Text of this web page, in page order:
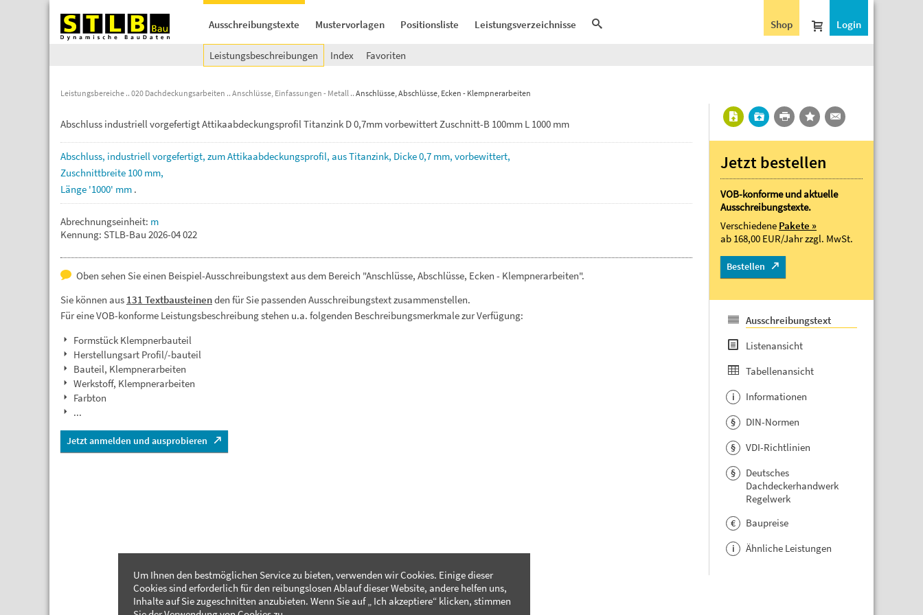
Ausschreibungstexte Mustervorlagen Positionsliste Leistungsverzeichnisse Login
Shop
Leistungsbeschreibungen Index Favoriten
Leistungsbereiche 020 Dachdeckungsarbeiten Anschlüsse, Einfassungen - Metall Anschlüsse, Abschlüsse, Ecken - Klempnerarbeiten
Abschluss industriell vorgefertigt Attikaabdeckungsprofil Titanzink D 0,7mm vorbewittert Zuschnitt-B 100mm L 1000 mm
Abschluss, industriellvorgefertigt, zumAttikaabdeckungsprofil, ausTitanzink, Dicke0,7 mm, vorbewittert,
Zuschnittbreite 100 mm,
Länge '1000' mm .
Abrechnungseinheit: m
Kennung: STLB-Bau 2026-04 022
Oben sehen Sie einen Beispiel-Ausschreibungstext aus dem Bereich "Anschlüsse, Abschlüsse, Ecken - Klempnerarbeiten".
Sie können aus 131 Textbausteinenden für Sie passenden Ausschreibungstext zusammenstellen.
Für eine VOB-konforme Leistungsbeschreibung stehen u.a. folgenden Beschreibungsmerkmale zur Verfügung:
Formstück Klempnerbauteil
Herstellungsart Profil/-bauteil
Bauteil, Klempnerarbeiten
Werkstoff, Klempnerarbeiten
Farbton
...
Jetzt anmelden und ausprobieren
Jetzt bestellen
VOB-konforme und aktuelle
Ausschreibungstexte.
Verschiedene Pakete »
ab 168,00 EUR/Jahrzzgl. MwSt.
Bestellen
Ausschreibungstext
Listenansicht
Tabellenansicht
i Informationen
§ DIN-Normen
§ VDI-Richtlinien
§
Deutsches
Dachdeckerhandwerk
Regelwerk
€ Baupreise
i Ähnliche Leistungen
Um Ihnen den bestmöglichen Service zu bieten, verwenden wir Cookies. Einige dieser
Cookies sind erforderlich für den reibungslosen Ablauf dieser Website, andere helfen uns,
Inhalte auf Sie zugeschnitten anzubieten. Wenn Sie auf „ Ich akzeptiere“ klicken, stimmen